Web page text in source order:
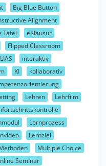
Big Blue Button
Alignment
Tafel
eKlausur
Flipped Classroom
interaktiv
KI
kollaborativ
Lehren
Lehrfilm
Lernprozess
Lernziel
Multiple Choice
Seminar